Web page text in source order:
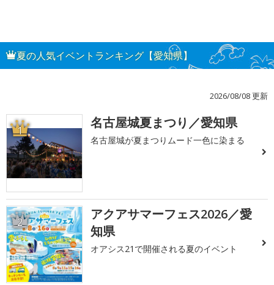
夏の人気イベントランキング【愛知県】
2026/08/08 更新
1 名古屋城夏まつり／愛知県
名古屋城が夏まつりムード一色に染まる
2
アクアサマーフェス2026／愛
知県
オアシス21で開催される夏のイベント